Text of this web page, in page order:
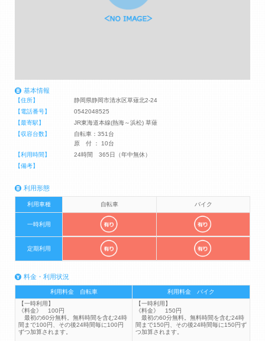
基本情報
【住所】
静岡県静岡市清水区草薙北2-24
【電話番号】
0542048525
【最寄駅】
JR東海道本線(熱海～浜松) 草薙
【収容台数】
自転車：351台
原 付 ： 10台
【利用時間】
24時間 365日（年中無休）
【備考】
利用形態
利用車種 自転車 バイク
一時利用
定期利用
料金・利用状況
利用料金 自転車
利用料金 バイク
【一時利用】
《料金》 100円
最初の60分無料。無料時間を含む24時
間まで100円、その後24時間毎に100円
ずつ加算されます。
【一時利用】
《料金》 150円
最初の60分無料。無料時間を含む24時
間まで150円、その後24時間毎に150円ず
つ加算されます。